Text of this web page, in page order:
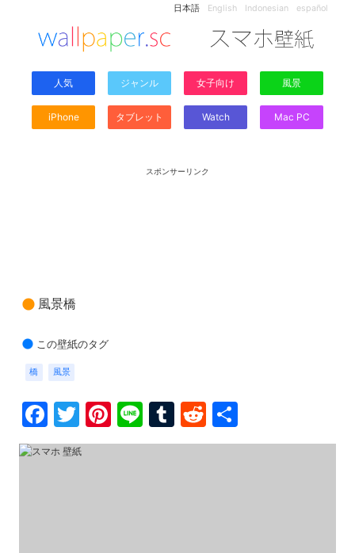
日本語 English Indonesian español
人気 ジャンル 女子向け 風景
iPhone タブレット Watch Mac PC
スポンサーリンク
風景橋
この壁紙のタグ
橋 風景
Facebook
Twitter
Pinterest
LineTumblr
Reddit
有